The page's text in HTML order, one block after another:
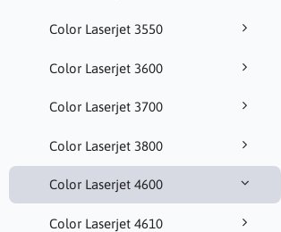
Color Laserjet 3550
Color Laserjet 3600
Color Laserjet 3700
Color Laserjet 3800
Color Laserjet 4600
Color Laserjet 4610